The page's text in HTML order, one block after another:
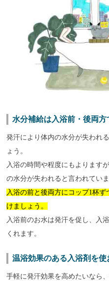
水分補給は入浴前・後両方
発汗により体内の水分が失われ
ょう。
入浴の時間や程度にもよります
の水分が失われると言われていま
入浴の前と後両方にコップ1杯
けましょう。
入浴前のお水は発汗を促し、入
くれます。
温浴効果のある入浴剤を使
手軽に発汗効果を高めたいなら